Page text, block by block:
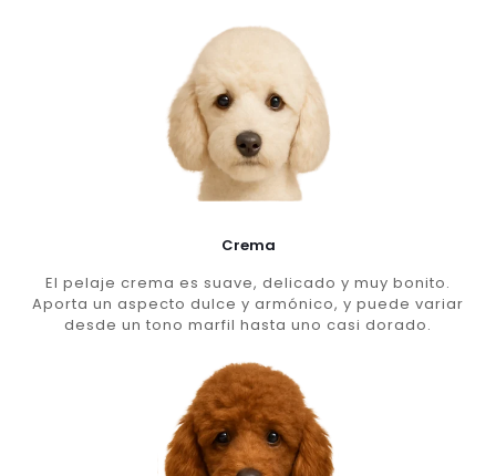
Crema
El pelaje crema es suave, delicado y muy bonito.
Aporta un aspecto dulce y armónico, y puede variar
desde un tono marfil hasta uno casi dorado.